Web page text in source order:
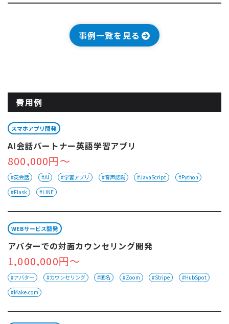
事例一覧を見る
費用例
スマホアプリ開発
AI会話パートナー英語学習アプリ
800,000円～
#英会話 #AI #学習アプリ #音声認識 #JavaScript
#Python
#Flask
#LINE
WEBサービス開発
アバターでの対面カウンセリング開発
1,000,000円～
#アバター #カウンセリング #匿名 #Zoom #Stripe
#HubSpot
#Make.com